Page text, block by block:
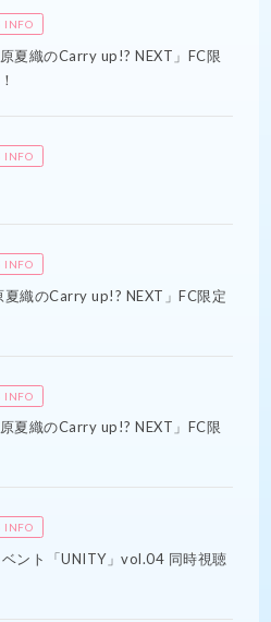
INFO
夏織のCarry up!? NEXT」FC限
INFO
INFO
織のCarry up!? NEXT」FC限定
INFO
夏織のCarry up!? NEXT」FC限
INFO
ント「UNITY」vol.04 同時視聴